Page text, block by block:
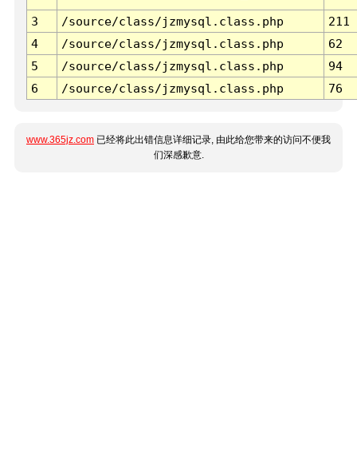
3 /source/class/jzmysql.class.php
211
4
/source/class/jzmysql.class.php
62
5
/source/class/jzmysql.class.php
94
6
/source/class/jzmysql.class.php 76
www.365jz.com 已经将此出错信息详细记录, 由此给您带来的访问不便我
们深感歉意.